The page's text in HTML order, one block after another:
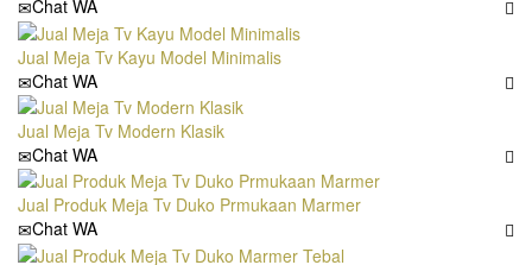
Chat WA
Jual Meja Tv Kayu Model Minimalis
Chat WA
Jual Meja Tv Modern Klasik
Chat WA
Jual Produk Meja Tv Duko Prmukaan Marmer
Chat WA